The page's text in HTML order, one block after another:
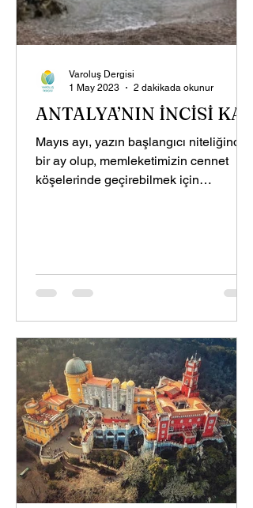
ANTALYA’NIN İNCİSİ KAŞ
Mayıs ayı, yazın başlangıcı niteliğinde
bir ay olup, memleketimizin cennet
köşelerinde geçirebilmek için
Varoluş Dergisi
1 May 2023
2 dakikada okunur